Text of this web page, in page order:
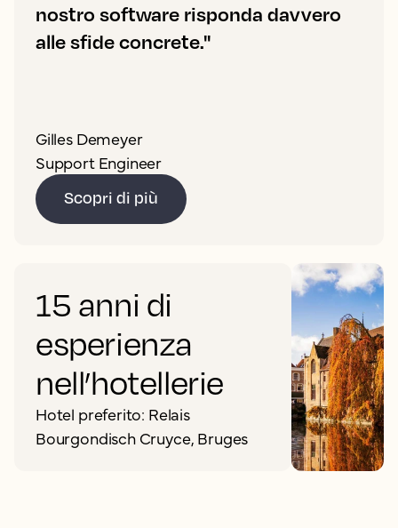
nostro software risponda davvero
alle sfide concrete."
Gilles Demeyer
Support Engineer
Scopri di più
15 anni di
esperienza
nell’hotellerie
Hotel preferito: Relais
Bourgondisch Cruyce, Bruges